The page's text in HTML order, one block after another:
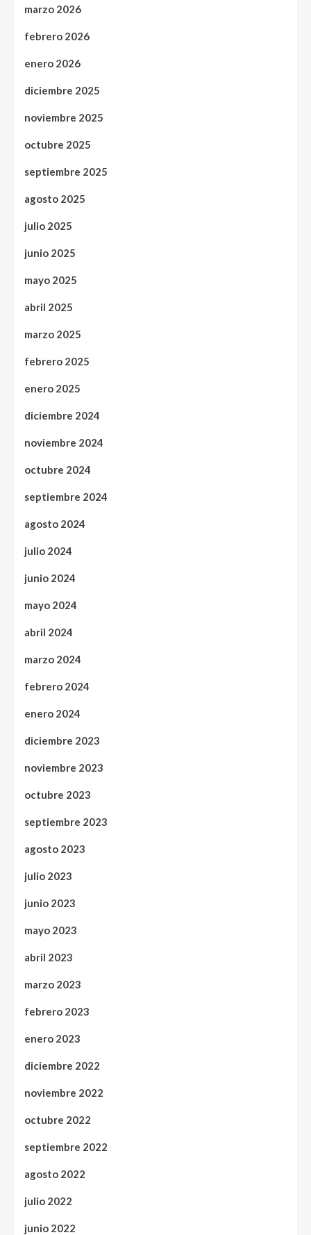
marzo 2026
febrero 2026
enero 2026
diciembre 2025
noviembre 2025
octubre 2025
septiembre 2025
agosto 2025
julio 2025
junio 2025
mayo 2025
abril 2025
marzo 2025
febrero 2025
enero 2025
diciembre 2024
noviembre 2024
octubre 2024
septiembre 2024
agosto 2024
julio 2024
junio 2024
mayo 2024
abril 2024
marzo 2024
febrero 2024
enero 2024
diciembre 2023
noviembre 2023
octubre 2023
septiembre 2023
agosto 2023
julio 2023
junio 2023
mayo 2023
abril 2023
marzo 2023
febrero 2023
enero 2023
diciembre 2022
noviembre 2022
octubre 2022
septiembre 2022
agosto 2022
julio 2022
junio 2022